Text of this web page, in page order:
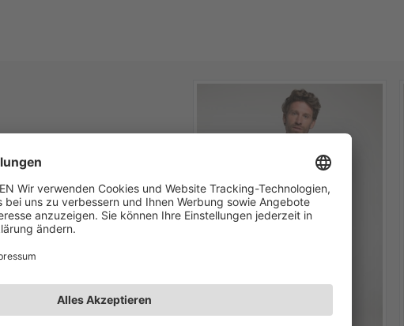
Auffällig ist vor allem die
elegante Stehkragen mit
Elementen ist
zahlreichen Details.